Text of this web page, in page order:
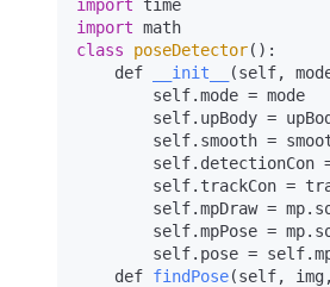
import
import
class
poseDetector():
    def
__init__ (self,
        self.
mode = mode
        self.
upBody =
        self.
smooth =
        self.
detectionCon
        self.
trackCon =
        self.
mpDraw = mp.
        self.
mpPose = mp.
        self.
pose = self.
    def
findPose(self, img,